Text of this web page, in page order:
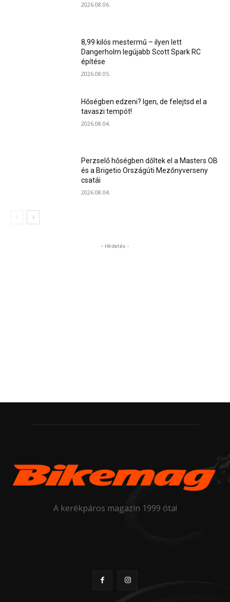
2026.08.06.
8,99 kilós mestermű – ilyen lett
Dangerholm legújabb Scott Spark RC
építése
2026.08.05.
Hőségben edzeni? Igen, de felejtsd el a
tavaszi tempót!
2026.08.04.
Perzselő hőségben dőltek el a Masters OB
és a Brigetio Országúti Mezőnyverseny
csatái
2026.08.04.
- Hirdetés -
A kerékpáros magazin 1999 óta!